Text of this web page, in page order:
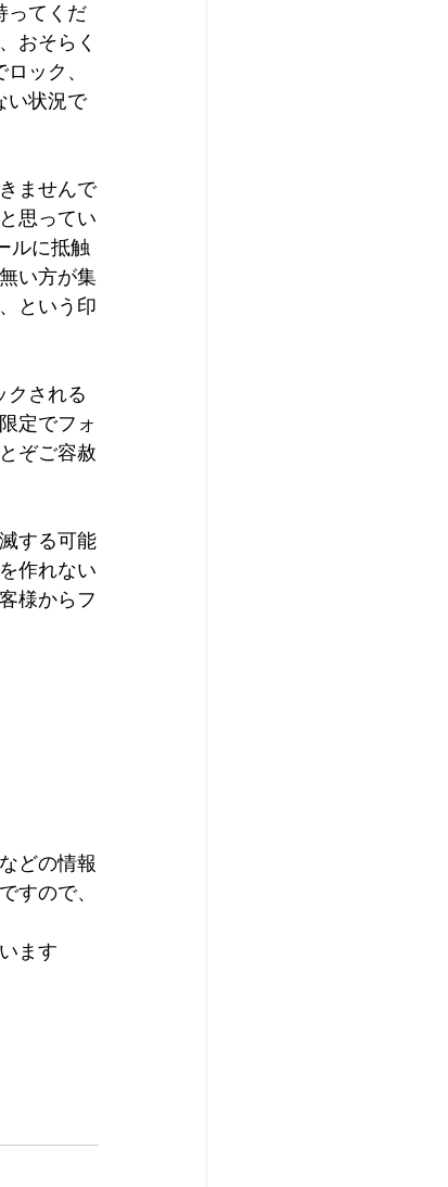
ってくだ
おそらく
ック、
い状況で
ませんで
思ってい
ルに抵触
い方が集
という印
クされる
定でフォ
ぞご容赦
する可能
作れない
様からフ
どの情報
すので、
ます